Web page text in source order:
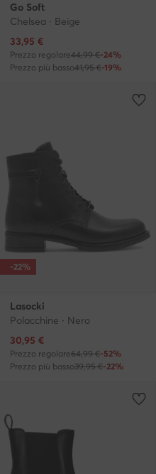
Go Soft
Chelsea · Beige
Prezzo attuale
33,95 €
Prezzo regolare44,99 €-24%
Prezzo più basso41,95 €-19%
-22%
Lasocki
Polacchine · Nero
Prezzo attuale
30,95 €
Prezzo regolare64,99 €-52%
Prezzo più basso39,95 €-22%